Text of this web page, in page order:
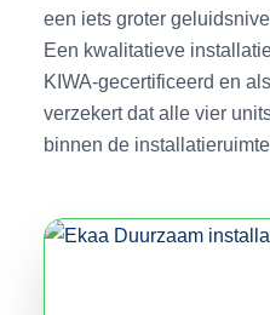
een iets groter
Een kwalitatieve
KIWA-gecertificeerd en
verzekert dat alle vier
binnen de